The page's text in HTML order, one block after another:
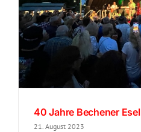
40 Jahre Bechener Esel
21. August 2023